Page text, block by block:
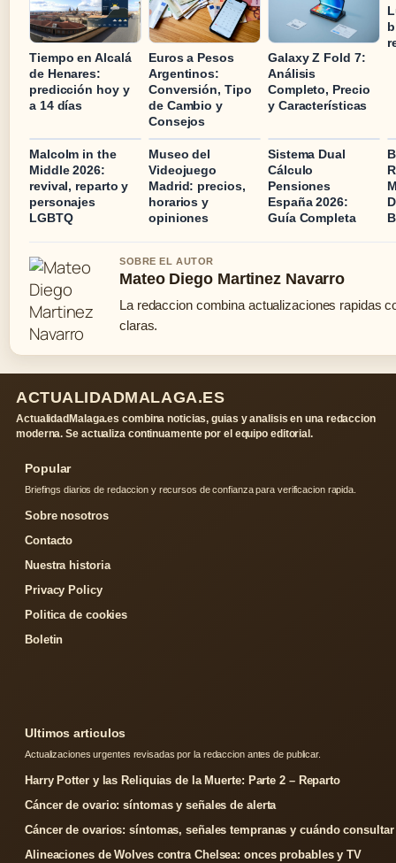
Tiempo en Alcalá
de Henares:
predicción hoy y
a 14 días
Euros a Pesos
Argentinos:
Conversión, Tipo
de Cambio y
Consejos
Galaxy Z Fold 7:
Análisis
Completo, Precio
y Características
Malcolm in the
Middle 2026:
revival, reparto y
personajes
LGBTQ
Museo del
Videojuego
Madrid: precios,
horarios y
opiniones
Sistema Dual
Cálculo
Pensiones
España 2026:
Guía Completa
SOBRE EL AUTOR
Mateo Diego Martinez Navarro
La redaccion combina actualizaciones rapidas
claras.
ACTUALIDADMALAGA.ES
ActualidadMalaga.es combina noticias, guias y analisis en una redaccion
moderna. Se actualiza continuamente por el equipo editorial.
Popular
Briefings diarios de redaccion y recursos de confianza para verificacion rapida.
Sobre nosotros
Contacto
Nuestra historia
Privacy Policy
Politica de cookies
Boletin
Ultimos articulos
Actualizaciones urgentes revisadas por la redaccion antes de publicar.
Harry Potter y las Reliquias de la Muerte: Parte 2 – Reparto
Cáncer de ovario: síntomas y señales de alerta
Cáncer de ovarios: síntomas, señales tempranas y cuándo consultar
Alineaciones de Wolves contra Chelsea: onces probables y TV